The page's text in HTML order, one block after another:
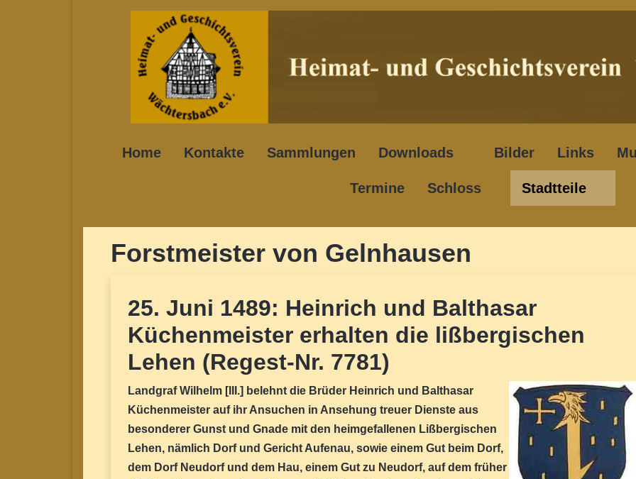
Home Kontakte Sammlungen Downloads Bilder Links
Termine Schloss Stadtteile
Forstmeister von Gelnhausen
25. Juni 1489: Heinrich und Balthasar
Küchenmeister erhalten die lißbergischen
Lehen (Regest-Nr. 7781)
Landgraf Wilhelm [III.] belehnt die Brüder Heinrich und Balthasar
Küchenmeister auf ihr Ansuchen in Ansehung treuer Dienste aus
besonderer Gunst und Gnade mit den heimgefallenen Lißbergischen
Lehen, nämlich Dorf und Gericht Aufenau, sowie einem Gut beim Dorf,
dem Dorf Neudorf und dem Hau, einem Gut zu Neudorf, auf dem früher